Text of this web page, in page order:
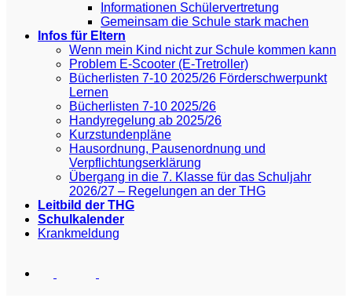
Informationen Schülervertretung
Gemeinsam die Schule stark machen
Infos für Eltern
Wenn mein Kind nicht zur Schule kommen kann
Problem E-Scooter (E-Tretroller)
Bücherlisten 7-10 2025/26 Förderschwerpunkt
Lernen
Bücherlisten 7-10 2025/26
Handyregelung ab 2025/26
Kurzstundenpläne
Hausordnung, Pausenordnung und
Verpflichtungserklärung
Übergang in die 7. Klasse für das Schuljahr
2026/27 – Regelungen an der THG
Leitbild der THG
Schulkalender
Krankmeldung